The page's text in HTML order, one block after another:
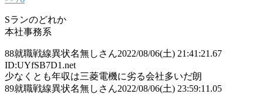
Sランのどれか
本社事務系
88就職戦線異状名無しさん2022/08/06(土) 21:41:21.67
ID:UYfSB7D1.net
少なくとも年収は三菱電機に劣る会社多いだ朗
89就職戦線異状名無しさん2022/08/06(土) 23:59:11.05